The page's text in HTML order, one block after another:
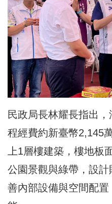
民政局長林耀長指出
程經費約新臺幣2,145
上1層樓建築，樓地板
公園景觀與綠帶，設
善內部設備與空間配